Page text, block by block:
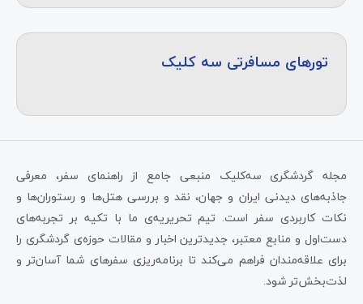
تورهای مسافرتی سه کلیک
مجله گردشگری سه‌کلیک منبعی جامع از راهنمای سفر، معرفی
جاذبه‌های دیدنی ایران و جهان، نقد و بررسی هتل‌ها و رستوران‌ها و
نکات کاربردی سفر است. تیم تحریریه‌ی ما با تکیه بر تجربه‌های
دست‌اول و منابع معتبر، جدیدترین اخبار و مقالات حوزه‌ی گردشگری را
برای علاقه‌مندان فراهم می‌کند تا برنامه‌ریزی سفرهای شما آسان‌تر و
لذت‌بخش‌تر شود.